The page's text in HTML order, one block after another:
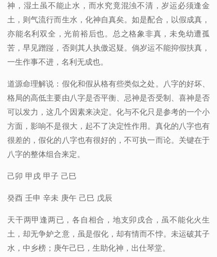
神，湿土虽不能止水，而水究竟混浊不清，岁运必须逢金
土，则气流行而生水，化神自真矣。如是配合，以假成真，
亦能名利双全，光前裕后也。总之格象非真，未免幼遭孤
苦，早见蹭踫，否则其人执傲迟疑。倘岁运不能抑假扶真，
一生作事不进，名利无成也。
道源命理解说： 假化和假从格有些类似之处。八字的好坏、
格局的高低主要由八字是否平衡、忌神是否受制、喜神是否
可以发力，这几个因素来决定。化与不化只是参考的一个小
方面，影响不是很大，起不了决定性作用。真化的八字也有
很差的，假化的八字也有很好的，不可执一而论。关键在于
八字的整体组合来定。
己卯 甲戌 甲子 己巳
癸酉 壬申 辛未 庚午 己巳 戊辰
天干两甲逢两已，各自相合，地支卯戌合，虽不能化火生
土，却无争妒之意，虽是假化，却有情而不悖。未运破其子
水，中乡榜；庚午己巳，生助化神，出仕琴堂。